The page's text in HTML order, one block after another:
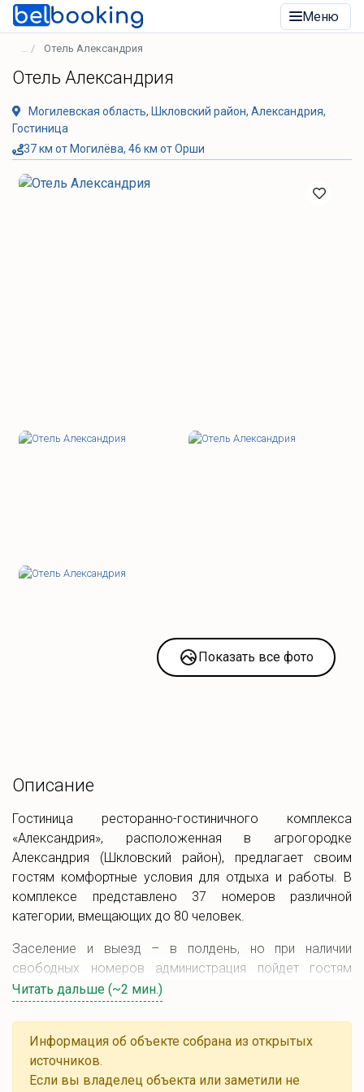
Меню
Отель Александрия
Отель Александрия
Могилевская область, Шкловский район, Александрия,
Гостиница
37 км от Могилёва, 46 км от Орши
Показать все фото
Описание
Гостиница ресторанно-гостиничного комплекса
«Александрия», расположенная в агрогородке
Александрия (Шкловский район), предлагает своим
гостям комфортные условия для отдыха и работы. В
комплексе представлено 37 номеров различной
категории, вмещающих до 80 человек.
Заселение и выезд – в полдень, но при наличии
свободных номеров администрация пойдет гостям
навстречу: в таких случаях возможно раннее и позднее
заселение и выезд. Забронировать номер можно как
по телефону, так и по электронной почте.
На территории гостиницы доступны бесплатная и
платная стоянки, конференц-зал, а также кухонные
Читать дальше (~2 мин.)
Информация об объекте собрана из открытых
источников.
Если вы владелец объекта или заметили не